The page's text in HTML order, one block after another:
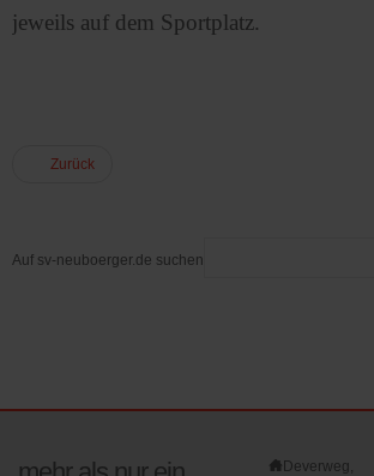
jeweils auf dem Sportplatz.
Zurück
Auf sv-neuboerger.de suchen
Deverweg,